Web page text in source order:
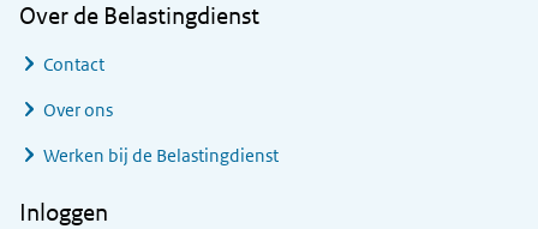
Over de Belastingdienst
Contact
Over ons
Werken bij de Belastingdienst
Inloggen